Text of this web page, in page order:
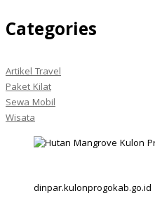
Categories
Artikel Travel
Paket Kilat
Sewa Mobil
Wisata
dinpar.kulonprogokab.go.id